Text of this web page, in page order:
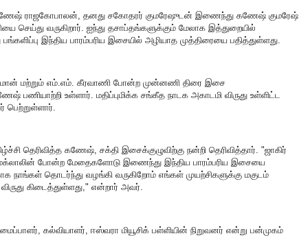
ராஜகோபாலன், தனது சகோதரர் குமரேஷுடன் இணைந்து கணேஷ் குமரேஷ்
செய்து வருகிறார். ஐந்து தசாப்தங்களுக்கும் மேலாக இத்துறையில்
இந்திய பாரம்பரிய இசையில் அழியாத முத்திரையை பதித்துள்ளது.
மற்றும் எம்.எம். கீரவாணி போன்ற முன்னணி திரை இசை
பணியாற்றி உள்ளார். மதிப்புமிக்க சங்கீத நாடக அகாடமி விருது உள்ளிட்ட
பெற்றுள்ளார்.
தெரிவித்த கணேஷ், சக்தி இசைக்குழுவிற்கு நன்றி தெரிவித்தார். "ஜாகிர்
போன்ற மேதைகளோடு இணைந்து இந்திய பாரம்பரிய இசையை
நாங்கள் தொடர்ந்து வழங்கி வருகிறோம் எங்கள் முயற்சிகளுக்கு மகுடம்
கிடைத்துள்ளது," என்றார் அவர்.
கல்வியாளர், ஈஸ்வரா மியூசிக் பள்ளியின் நிறுவனர் என்று பன்முகம்